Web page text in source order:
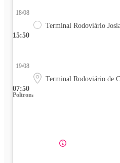
15:50
18/08
Terminal Rodoviário
07:50
19/08
Terminal Rodoviário de
Poltrona